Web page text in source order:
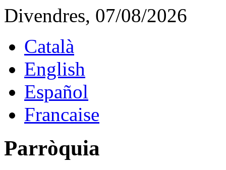
Divendres, 07/08/2026
Català
English
Español
Francaise
Parròquia